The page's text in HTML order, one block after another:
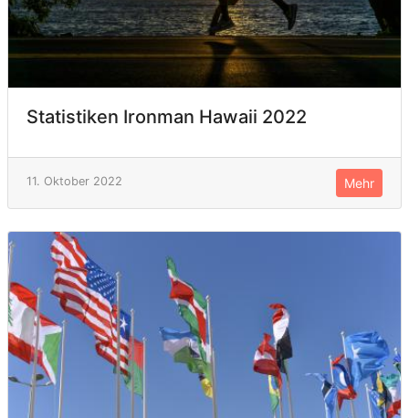
Statistiken Ironman Hawaii 2022
11. Oktober 2022 Mehr